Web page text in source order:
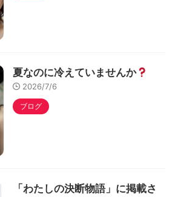
夏なのに冷えていませんか
2026/7/6
ブログ
「わたしの決断物語」に掲載さ